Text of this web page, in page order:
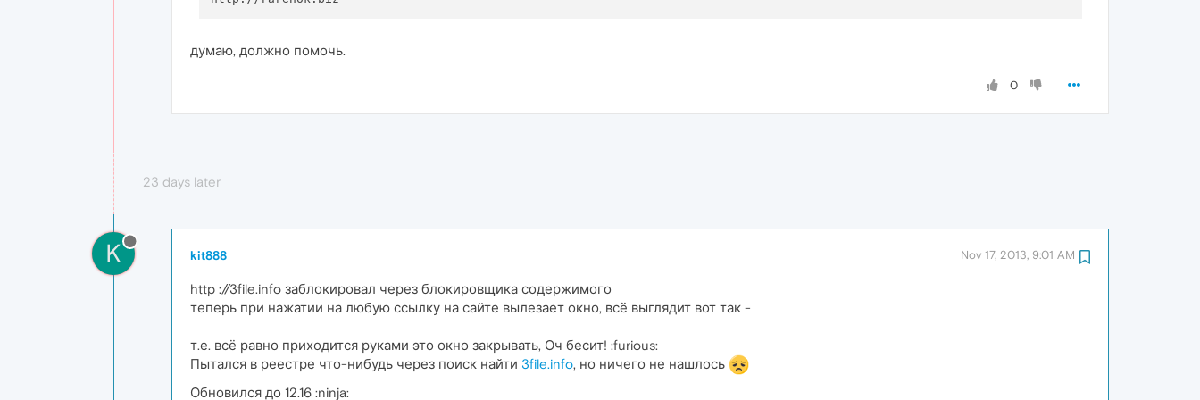
думаю, должно помочь.
0
23 days later
K kit888 Nov 17, 2013, 9:01 AM
http ://3file.info заблокировал через блокировщика содержимого
теперь при нажатии на любую ссылку на сайте вылезает окно, всё выглядит вот так -
т.е. всё равно приходится руками это окно закрывать, Оч бесит! :furious:
Пытался в реестре что-нибудь через поиск найти 3file.info, но ничего не нашлось
Обновился до 12.16 :ninja: